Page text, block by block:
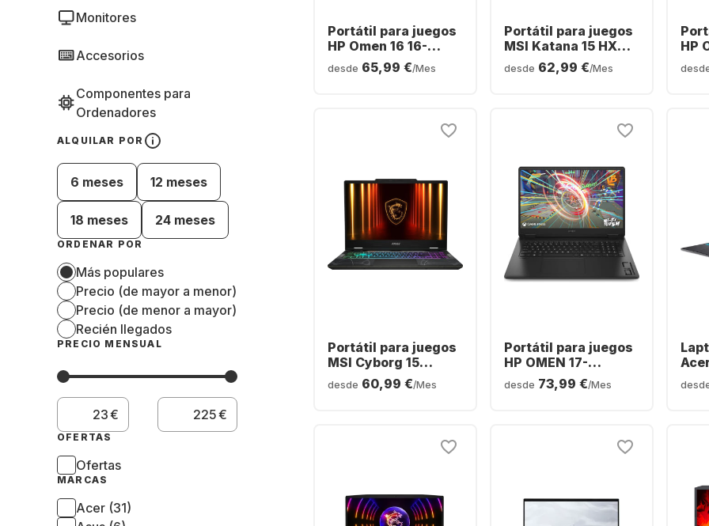
Monitores
Accesorios
Componentes para
Ordenadores
ALQUILAR POR
6 meses 12 meses
18 meses 24 meses
ORDENAR POR
Más populares
Precio (de mayor a menor)
Precio (de menor a mayor)
Recién llegados
PRECIO MENSUAL
€ €
OFERTAS
Ofertas
MARCAS
Acer (31)
Portátil para juegos
HP Omen 16 16-
ap0091ng - AMD
Ryzen™ 9 8940HX -
RTX™ 5060 - Alemán
desde 65,99 €/Mes
Portátil para juegos
MSI Katana 15 HX
B14WGK-058 - Intel®
Core™ i7-14650HX -
desde 62,99 €/Mes
HP
Portátil para juegos
MSI Cyborg 15
B2RWFKG-401 -
Intel® Core™ 7-240H
desde 60,99 €/Mes
Portátil para juegos
HP OMEN 17-
db1072ng - AMD
Ryzen™ 7 AI 350 - 16
RTX™ 5060 - Alemán
desde 73,99 €/Mes